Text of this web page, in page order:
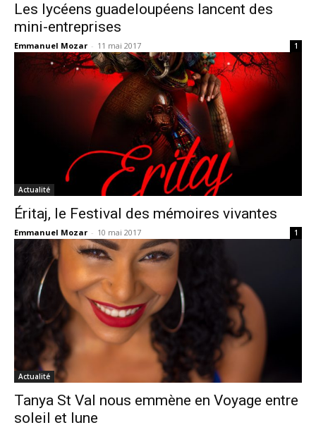
Les lycéens guadeloupéens lancent des
mini-entreprises
Emmanuel Mozar - 11 mai 2017 1
Actualité
Éritaj, le Festival des mémoires vivantes
Emmanuel Mozar - 10 mai 2017 1
Actualité
Tanya St Val nous emmène en Voyage entre
soleil et lune